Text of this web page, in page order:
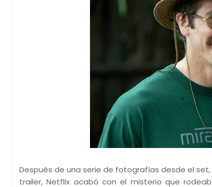
Después de una serie de fotografías desde el
trailer, Netflix acabó con el misterio que